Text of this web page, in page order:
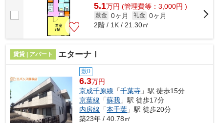
5.1万円 (管理費等：3,000円 )
敷金 0ヶ月 礼金 0ヶ月
2階 / 1K / 21.30㎡
賃貸 | アパート エターナⅠ
敷0
6.3万円
京成千原線 「千葉寺 」駅 徒歩15分
京葉線 「蘇我 」駅 徒歩17分
内房線 「本千葉 」駅 徒歩20分
築23年 / 40.78㎡